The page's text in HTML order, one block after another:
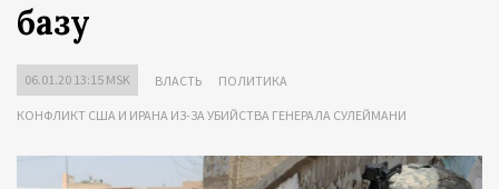
базу
06.01.20 13:15 MSK ВЛАСТЬ ПОЛИТИКА
КОНФЛИКТ США И ИРАНА ИЗ-ЗА УБИЙСТВА ГЕНЕРАЛА СУЛЕЙМАНИ